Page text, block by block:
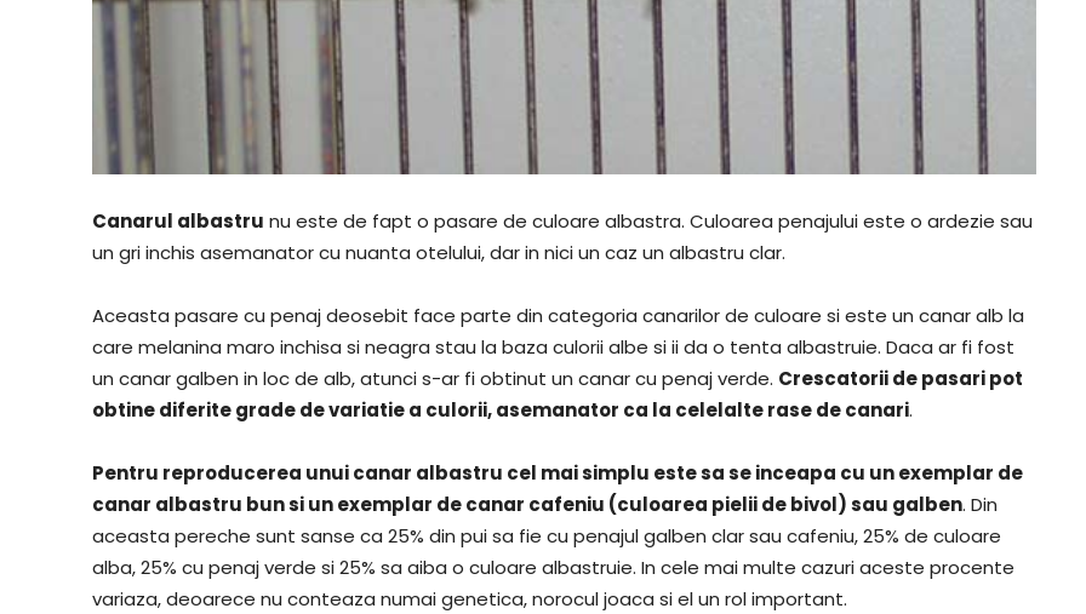
Canarul albastru nu este de fapt o pasare de culoare albastra. Culoarea penajului este o ardezie sau
un gri inchis asemanator cu nuanta otelului, dar in nici un caz un albastru clar.
Aceasta pasare cu penaj deosebit face parte din categoria canarilor de culoare si este un canar alb la
care melanina maro inchisa si neagra stau la baza culorii albe si ii da o tenta albastruie. Daca ar fi fost
un canar galben in loc de alb, atunci s-ar fi obtinut un canar cu penaj verde. Crescatorii de pasari pot
obtine diferite grade de variatie a culorii, asemanator ca la celelalte rase de canari.
Pentru reproducerea unui canar albastru cel mai simplu este sa se inceapa cu un exemplar de
canar albastru bun si un exemplar de canar cafeniu (culoarea pielii de bivol) sau galben. Din
aceasta pereche sunt sanse ca 25% din pui sa fie cu penajul galben clar sau cafeniu, 25% de culoare
alba, 25% cu penaj verde si 25% sa aiba o culoare albastruie. In cele mai multe cazuri aceste procente
variaza, deoarece nu conteaza numai genetica, norocul joaca si el un rol important.